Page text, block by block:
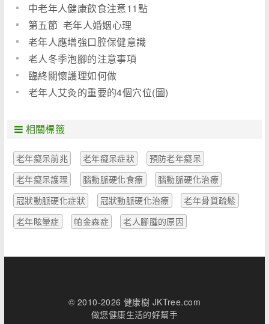
中老年人健康飲食注意11點
第五節 老年人婚姻心理
老年人應增強口腔保健意識
老人冬季泡腳的注意事項
臨終關懷護理如何做
老年人艾灸的重要的4個穴位(圖)
相關標籤
老年癡呆前兆 老年癡呆症狀
預防老年癡呆
老年癡呆護理
腦動脈硬化食療
腦動脈硬化治療
冠狀動脈硬化症狀
冠狀動脈硬化治療
老年骨質疏鬆
老年眩暈症
帕金森症 老人腳腫的原因
© 2010-2026 健康樹 JKTree.com
做您健康生活的好幫手